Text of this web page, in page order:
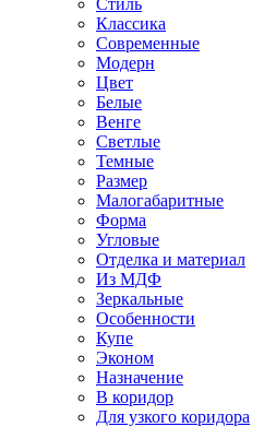
Стиль
Классика
Современные
Модерн
Цвет
Белые
Венге
Светлые
Темные
Размер
Малогабаритные
Форма
Угловые
Отделка и материал
Из МДФ
Зеркальные
Особенности
Купе
Эконом
Назначение
В коридор
Для узкого коридора